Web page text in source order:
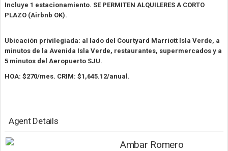
Incluye 1 estacionamiento. SE PERMITEN ALQUILERES A CORTO
PLAZO (Airbnb OK).
Ubicación privilegiada: al lado del Courtyard Marriott Isla Verde, a
minutos de la Avenida Isla Verde, restaurantes, supermercados y a
5 minutos del Aeropuerto SJU.
HOA: $270/mes. CRIM: $1,645.12/anual.
Agent Details
Ambar Romero